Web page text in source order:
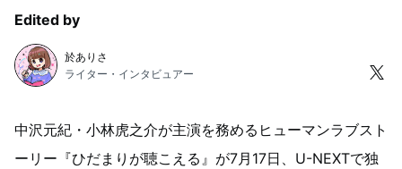
Edited by
於ありさ
ライター・インタビュアー
中沢元紀・小林虎之介が主演を務めるヒューマンラブスト
ーリー『ひだまりが聴こえる』が7月17日、U-NEXTで独